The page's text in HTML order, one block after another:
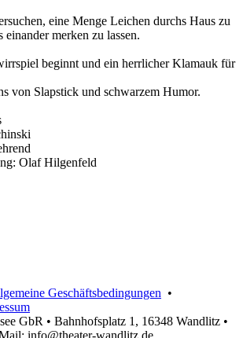
eine Menge Leichen durchs Haus zu
einander merken zu lassen.
beginnt und ein herrlicher Klamauk für
von Slapstick und schwarzem Humor.
Olaf Hilgenfeld
Geschäftsbedingungen •
GbR • Bahnhofsplatz 1, 16348 Wandlitz •
info@theater-wandlitz.de